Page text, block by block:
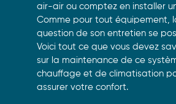
air-air ou comptez en installer
Comme pour tout équipement,
question de son entretien se
Voici tout ce que vous devez
sur la maintenance de ce
chauffage et de climatisation
assurer votre confort.